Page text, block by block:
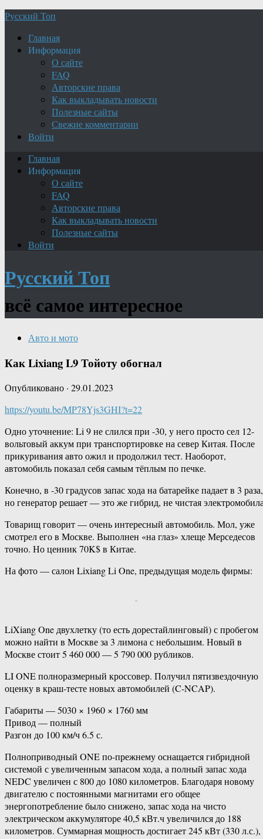
Русский Топ
Главная
Информация
О сайте
FAQ
Авторские права
Как выкладывать новости
Полезные сайты
Свежие комментарии
Войти
Главная
Информация
О сайте
FAQ
Авторские права
Как выкладывать новости
Полезные сайты
Войти
Русский Топ
всё самое интересное
Авто и мото
Как Lixiang L9 Тойоту обогнал
Опубликовано · 29.01.2023
https://youtu.be/MP78Yjs3GHI?t=22
Одно уточнение: Li 9 не слился при -30, у него просто сел 12-
вольтовый аккум при транспортировке на север Китая. После
прикуривания авто ожил и продолжил тест. Наоборот,
автомобиль показал себя самым тёплым по печке.
Конечно, в -30 градусов запас хода на батарейке падает в 3 раза,
но генератор решает — это же гибрид, не чистая
Товарищ говорит — очень интересный автомобиль. Мол, уже
смотрел его в Москве. Выполнен «на глаз» хлеще Мерседесов
точно. Но ценник 70K$ в Китае.
На фото — салон Lixiang Li One, предыдущая модель фирмы:
LiXiang One двухлетку (то есть дорестайлинговый) с пробегом
можно найти в Москве за 3 лимона с небольшим. Новый в
Москве стоит 5 460 000 — 5 790 000 рубликов.
LI ONE полноразмерный кроссовер. Получил пятизвездочную
оценку в краш-тесте новых автомобилей (C-NCAP).
Габариты — 5030 × 1960 × 1760 мм
Привод — полный
Разгон до 100 км/ч 6.5 с.
Полноприводный ONE по-прежнему оснащается гибридной
системой с увеличенным запасом хода, а полный запас хода
NEDC увеличен с 800 до 1080 километров. Благодаря новому
двигателю с постоянными магнитами его общее
энергопотребление было снижено, запас хода на чисто
электрическом аккумуляторе 40,5 кВт.ч увеличился до 188
километров. Суммарная мощность достигает 245 кВт (330 л.с.),